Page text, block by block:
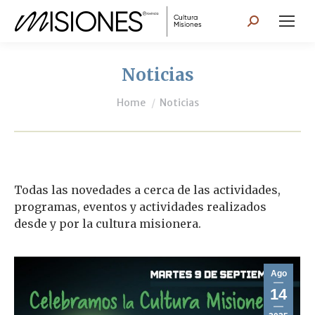
Search:
Noticias
You are here:
Home Noticias
Todas las novedades a cerca de las actividades,
programas, eventos y actividades realizados
desde y por la cultura misionera.
Ago
14